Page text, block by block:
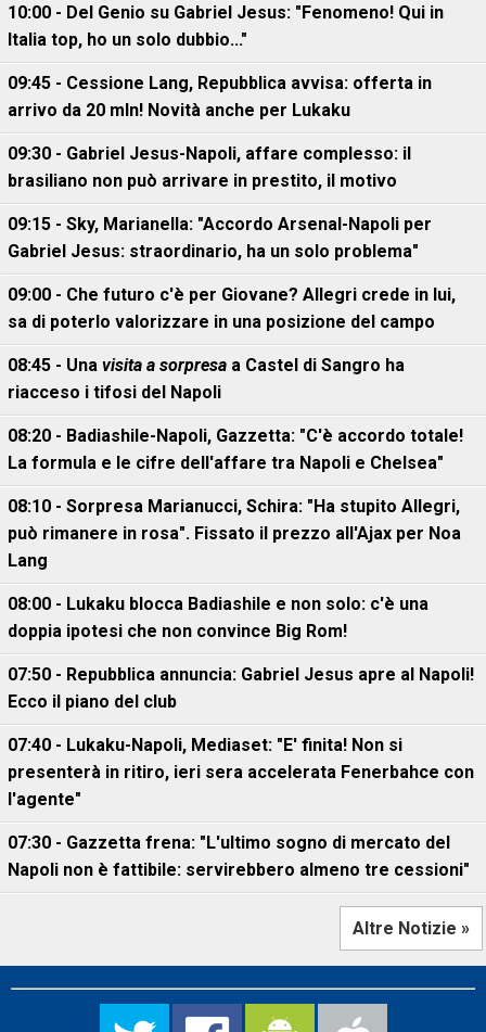
10:00 - Del Genio su Gabriel Jesus: "Fenomeno! Qui in
Italia top, ho un solo dubbio..."
09:45 - Cessione Lang, Repubblica avvisa: offerta in
arrivo da 20 mln! Novità anche per Lukaku
09:30 - Gabriel Jesus-Napoli, affare complesso: il
brasiliano non può arrivare in prestito, il motivo
09:15 - Sky, Marianella: "Accordo Arsenal-Napoli per
Gabriel Jesus: straordinario, ha un solo problema"
09:00 - Che futuro c'è per Giovane? Allegri crede in lui,
sa di poterlo valorizzare in una posizione del campo
08:45 - Una visita a sorpresa a Castel di Sangro ha
riacceso i tifosi del Napoli
08:20 - Badiashile-Napoli, Gazzetta: "C'è accordo totale!
La formula e le cifre dell'affare tra Napoli e Chelsea"
08:10 - Sorpresa Marianucci, Schira: "Ha stupito Allegri,
può rimanere in rosa". Fissato il prezzo all'Ajax per Noa
Lang
08:00 - Lukaku blocca Badiashile e non solo: c'è una
doppia ipotesi che non convince Big Rom!
07:50 - Repubblica annuncia: Gabriel Jesus apre al Napoli!
Ecco il piano del club
07:40 - Lukaku-Napoli, Mediaset: "E' finita! Non si
presenterà in ritiro, ieri sera accelerata Fenerbahce con
l'agente"
07:30 - Gazzetta frena: "L'ultimo sogno di mercato del
Napoli non è fattibile: servirebbero almeno tre cessioni"
Altre Notizie »